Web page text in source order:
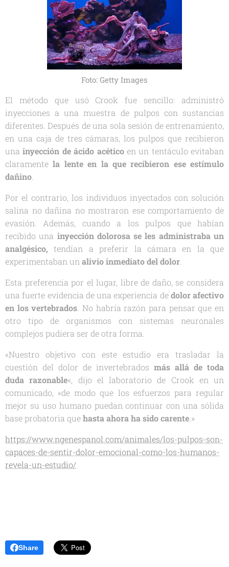
Foto: Getty Images
El método que usó Crook fue sencillo: administró
inyecciones a una muestra de pulpos con sustancias
diferentes. Después de una sola sesión de entrenamiento,
en una caja de tres cámaras, los pulpos que recibieron
unainyección de ácido acéticoen un tentáculo evitaban
claramente la lente en la que recibieron ese estímulo
dañino.
Por el contrario, los individuos inyectados con solución
salina no dañina no mostraron ese comportamiento de
evasión. Además, cuando a los pulpos que habían
recibido una inyección dolorosa se les administraba un
analgésico, tendían a preferir la cámara en la que
experimentaban un alivio inmediato del dolor.
Esta preferencia por el lugar, libre de daño, se considera
una fuerte evidencia de una experiencia dedolor afectivo
en los vertebrados. No habría razón para pensar que en
otro tipo de organismos con sistemas neuronales
complejos pudiera ser de otra forma.
«Nuestro objetivo con este estudio era trasladar la
cuestión del dolor de invertebrados más allá de toda
duda razonable«, dijo el laboratorio de Crook en un
comunicado, «de modo que los esfuerzos para regular
mejor su uso humano puedan continuar con una sólida
base probatoria quehasta ahora ha sido carente.»
https://www.ngenespanol.com/animales/los-pulpos-son-
capaces-de-sentir-dolor-emocional-como-los-humanos-
revela-un-estudio/
Share